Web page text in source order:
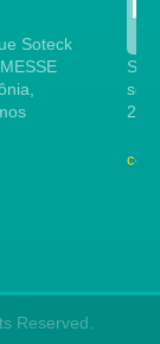
Soteck
Reserved.